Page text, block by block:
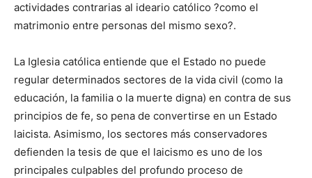
actividades contrarias al ideario católico ?como el
matrimonio entre personas del mismo sexo?.
La Iglesia católica entiende que el Estado no puede
regular determinados sectores de la vida civil (como la
educación, la familia o la muerte digna) en contra de sus
principios de fe, so pena de convertirse en un Estado
laicista. Asimismo, los sectores más conservadores
defienden la tesis de que el laicismo es uno de los
principales culpables del profundo proceso de